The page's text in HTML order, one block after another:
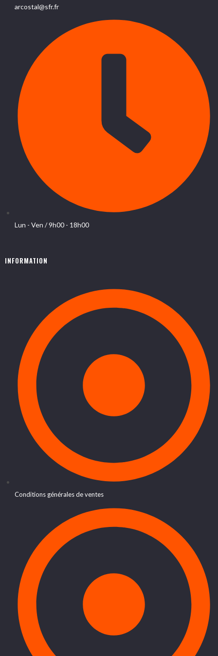
arcostal@sfr.fr
Lun - Ven / 9h00 - 18h00
INFORMATION
Conditions générales de ventes